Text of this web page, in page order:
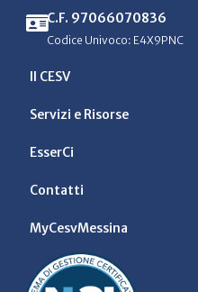
C.F. 97066070836
Codice Univoco: E4X9PNC
Il CESV
Servizi e Risorse
EsserCi
Contatti
MyCesvMessina